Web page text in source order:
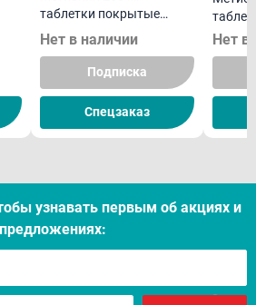
таблетки покрытые
пленочной оболочкой
Нет в наличии
Подписка
Спецзаказ
Нет в
узнавать первым об акцияx и
предложениях: